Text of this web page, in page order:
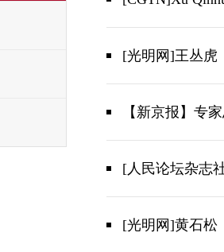
[光明网]王丛虎
【新京报】专
[人民论坛杂志
[光明网]黄石松